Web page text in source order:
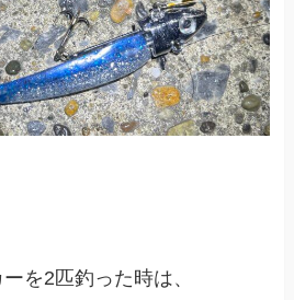
を2匹釣った時は、